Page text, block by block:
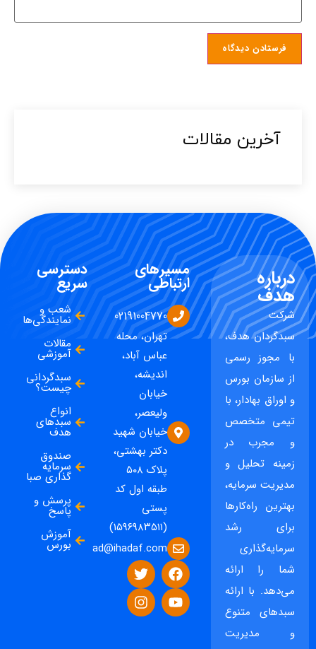
آخرین مقالات​
درباره
هدف
شرکت
سبدگردان هدف،
با مجوز رسمی
از سازمان بورس
و اوراق بهادار، با
تیمی متخصص
و مجرب در
زمینه تحلیل و
مدیریت سرمایه،
بهترین راه‌کارها
برای رشد
سرمایه‌گذاری
شما را ارائه
می‌دهد. با ارائه
سبدهای متنوع
و مدیریت
مسیرهای
ارتباطی
02191004770
تهران، محله
عباس آباد،
اندیشه،
خیابان
ولیعصر،
خیابان شهید
دکتر بهشتی،
پلاک ۵۰۸
طبقه اول کد
پستی
(۱۵۹۶۹۸۳۵۱۱)
ad@ihadaf.com
دسترسی
سریع
شعب و
نمایندگی‌ها
مقالات
آموزشی
سبدگردانی
چیست؟
انواع
سبدهای
هدف
صندوق
سرمایه
گذاری صبا
پرسش و
پاسخ
آموزش
بورس